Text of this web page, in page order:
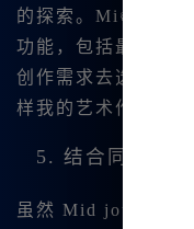
的探索。
功能，包括最新的
创作需求去选择不
样我的艺术作品就能
5. 结合同类工具
虽然 Mid journey|